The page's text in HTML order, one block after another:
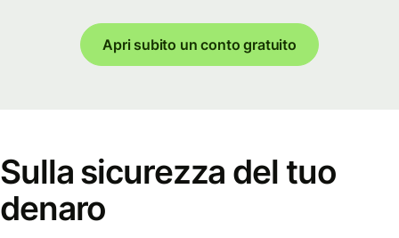
Apri subito un conto gratuito
Sulla sicurezza del tuo
denaro